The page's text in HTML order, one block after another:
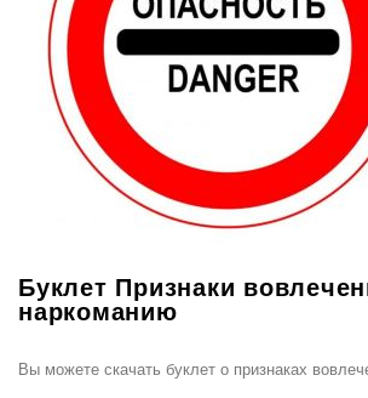
Буклет Признаки
наркоманию
Вы можете скачать буклет о признаках